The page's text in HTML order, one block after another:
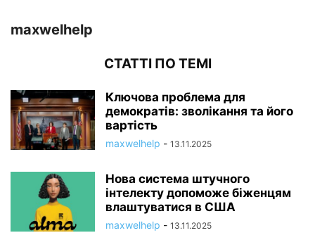
maxwelhelp
СТАТТІ ПО ТЕМІ
Ключова проблема для
демократів: зволікання та його
вартість
maxwelhelp - 13.11.2025
Нова система штучного
інтелекту допоможе біженцям
влаштуватися в США
maxwelhelp - 13.11.2025